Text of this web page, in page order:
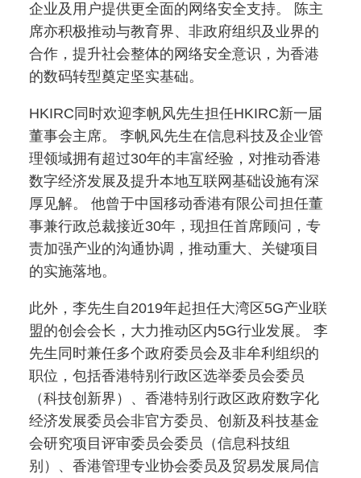
企业及用户提供更全面的网络安全支持。 陈主
席亦积极推动与教育界、非政府组织及业界的
合作，提升社会整体的网络安全意识，为香港
的数码转型奠定坚实基础。
HKIRC同时欢迎李帆风先生担任HKIRC新一届
董事会主席。 李帆风先生在信息科技及企业管
理领域拥有超过30年的丰富经验，对推动香港
数字经济发展及提升本地互联网基础设施有深
厚见解。 他曾于中国移动香港有限公司担任董
事兼行政总裁接近30年，现担任首席顾问，专
责加强产业的沟通协调，推动重大、关键项目
的实施落地。
此外，李先生自2019年起担任大湾区5G产业联
盟的创会会长，大力推动区内5G行业发展。 李
先生同时兼任多个政府委员会及非牟利组织的
职位，包括香港特别行政区选举委员会委员
（科技创新界）、香港特别行政区政府数字化
经济发展委员会非官方委员、创新及科技基金
会研究项目评审委员会委员（信息科技组
别）、香港管理专业协会委员及贸易发展局信